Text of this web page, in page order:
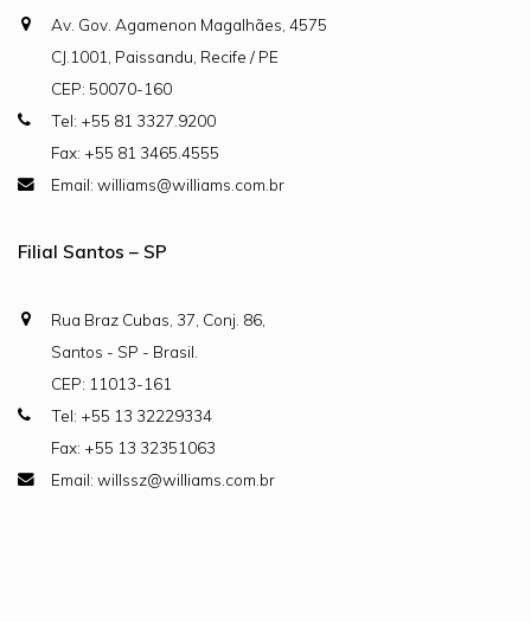
Av. Gov. Agamenon Magalhães, 4575
CJ.1001, Paissandu, Recife / PE
CEP: 50070-160
Tel: +55 81 3327.9200
Fax: +55 81 3465.4555
Email: williams@williams.com.br
Filial Santos – SP
Rua Braz Cubas, 37, Conj. 86,
Santos - SP - Brasil.
CEP: 11013-161
Tel: +55 13 32229334
Fax: +55 13 32351063
Email: willssz@williams.com.br